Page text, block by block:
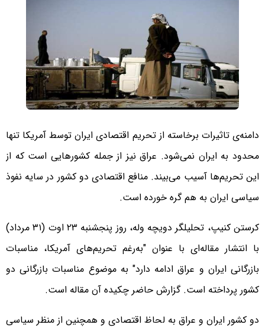
دامنه‌ی تاثیرات برخاسته از تحریم‌ اقتصادی ایران توسط آمریکا تنها
محدود به ایران نمی‌شود. عراق نیز از جمله کشورهایی است که از
این تحریم‌ها آسیب می‌بیند. منافع اقتصادی دو کشور در سایه نفوذ
سیاسی ایران به هم گره خورده است.
کرستن کنیپ، تحلیلگر دویچه وله، روز پنجشنبه ۲۳ اوت (۳۱ مرداد)
با انتشار مقاله‌ای با عنوان "به‌رغم تحریم‌های آمریکا، مناسبات
بازرگانی ایران و عراق ادامه دارد" به موضوع مناسبات بازرگانی دو
کشور پرداخته است. گزارش حاضر چکیده آن مقاله است.
دو کشور ایران و عراق به لحاظ اقتصادی و همچنین از منظر سیاسی